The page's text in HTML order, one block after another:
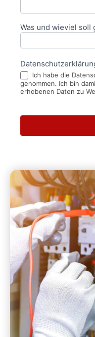
Was und wieviel soll
Ich habe die
genommen. Ich bin
erhobenen Daten zu